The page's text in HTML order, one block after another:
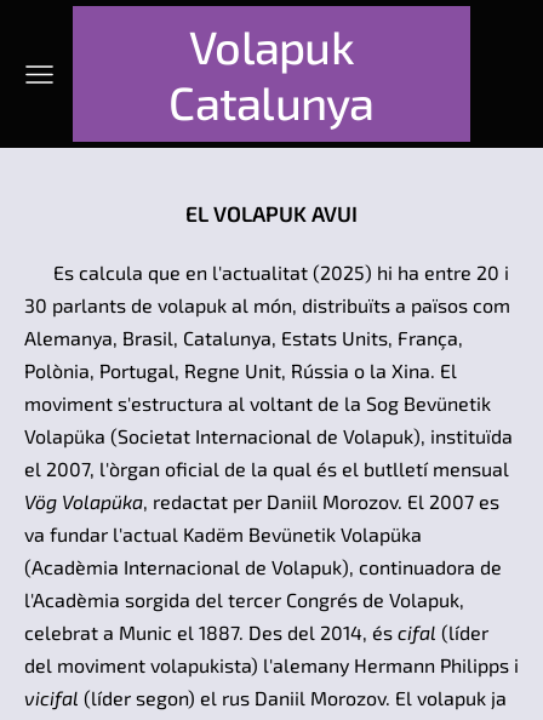
Volapuk
Catalunya
EL VOLAPUK AVUI
Es calcula que en l'actualitat (2025) hi ha entre 20 i
30 parlants de volapuk al món, distribuïts a països com
Alemanya, Brasil, Catalunya, Estats Units, França,
Polònia, Portugal, Regne Unit, Rússia o la Xina. El
moviment s'estructura al voltant de la Sog Bevünetik
Volapüka (Societat Internacional de Volapuk), instituïda
el 2007, l'òrgan oficial de la qual és el butlletí mensual
Vög Volapüka, redactat per Daniil Morozov. El 2007 es
va fundar l'actual Kadëm Bevünetik Volapüka
(Acadèmia Internacional de Volapuk), continuadora de
l'Acadèmia sorgida del tercer Congrés de Volapuk,
celebrat a Munic el 1887. Des del 2014, és cifal (líder
del moviment volapukista) l'alemany Hermann Philipps i
vicifal (líder segon) el rus Daniil Morozov. El volapuk ja